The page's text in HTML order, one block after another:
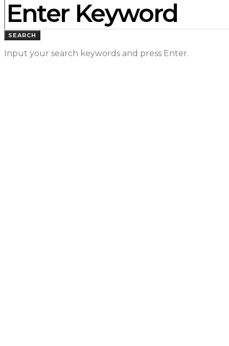
SEARCH
Input your search keywords and press Enter.